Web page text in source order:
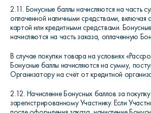
2.11. Бонусные баллы начисляются на часть
оплаченной наличными средствами, включая
картой или кредитными средствами.
начисляются на часть заказа, оплаченную
В случае покупки товара на условиях
Бонусные баллы начисляются на сумму,
Организатору на счёт от кредитной
2.12. Начисление Бонусных баллов за
зарегистрированному Участнику. Если